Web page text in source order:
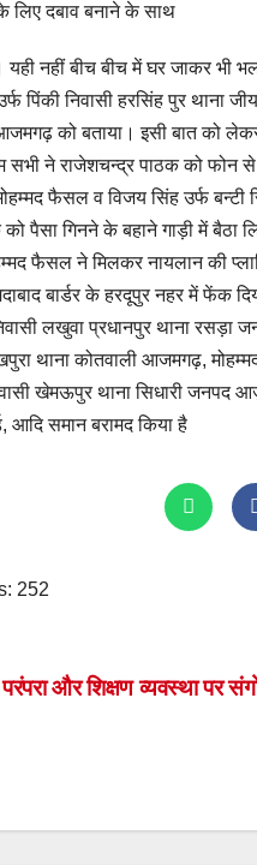
लिए दबाव बनाने के साथ
नहीं बीच बीच में घर जाकर भी
पिंकी निवासी हरसिंह पुर थाना
को बताया। इसी बात को
ने राजेशचन्द्र पाठक को फोन से
फैसल व विजय सिंह उर्फ
पैसा गिनने के बहाने गाड़ी में
फैसल ने मिलकर नायलान की
बार्डर के हरदूपुर नहर में फेंक
लखुवा प्रधानपुर थाना रसड़ा
थाना कोतवाली आजमगढ़,
खेमऊपुर थाना सिधारी जनपद
आदि समान बरामद किया है
252
परंपरा और शिक्षण व्यवस्था पर